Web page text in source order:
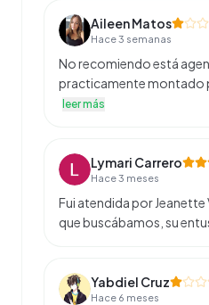
Aileen Matos
Hace 3 semanas
No recomiendo está
practicamente montado
leer más
Lymari Carrero
Hace 3 meses
Fui atendida por
que buscábamos, su
Yabdiel Cruz
Hace 6 meses